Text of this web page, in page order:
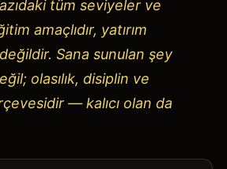
tüm seviyeler ve
amaçlıdır, yatırım
Sana sunulan şey
olasılık, disiplin ve
— kalıcı olan da